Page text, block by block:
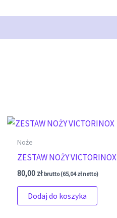
Noże
ZESTAW NOŻY VICTORINOX
80,00 zł brutto (65,04złnetto)
Dodaj do koszyka